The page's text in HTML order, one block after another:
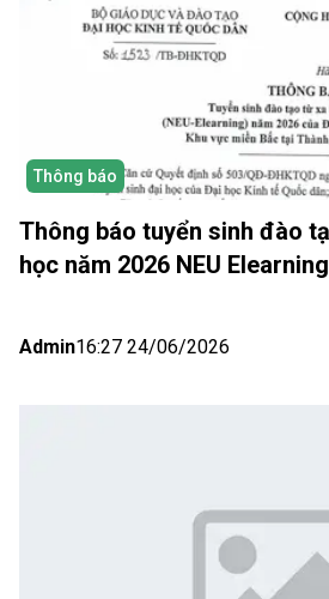
Thông báo
Thông báo tuyển sinh đào
học năm 2026 NEU
Admin16:27 24/06/2026